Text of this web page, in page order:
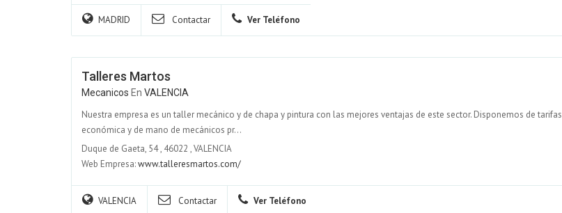
MADRID Contactar Ver Teléfono
Talleres Martos
Mecanicos En VALENCIA
Nuestra empresa es un taller mecánico y de chapa y pintura con las mejores ventajas de este sector. Disponemos de tarifas
económica y de mano de mecánicos pr...
Duque de Gaeta, 54, 46022 ,VALENCIA
Web Empresa:www.talleresmartos.com/
VALENCIA Contactar Ver Teléfono